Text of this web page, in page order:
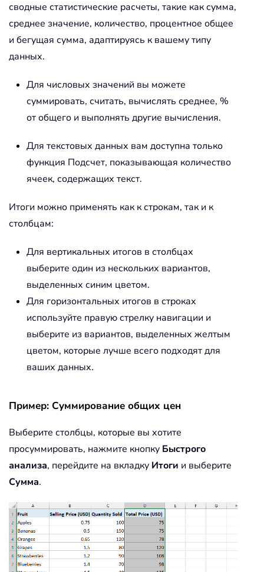
Читать далее...
сводные статистические расчеты, такие как сумма,
среднее значение, количество, процентное общее
и бегущая сумма, адаптируясь к вашему типу
данных.
Для числовых значений вы можете
суммировать, считать, вычислять среднее, %
от общего и выполнять другие вычисления.
Для текстовых данных вам доступна только
функция Подсчет, показывающая количество
ячеек, содержащих текст.
Итоги можно применять как к строкам, так и к
столбцам:
Для вертикальных итогов в столбцах
выберите один из нескольких вариантов,
выделенных синим цветом.
Для горизонтальных итогов в строках
используйте правую стрелку навигации и
выберите из вариантов, выделенных желтым
цветом, которые лучше всего подходят для
ваших данных.
Пример: Суммирование общих цен
Выберите столбцы, которые вы хотите
просуммировать, нажмите кнопку Быстрого
анализа, перейдите на вкладку Итоги и выберите
Сумма.